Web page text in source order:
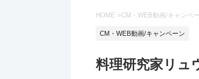
HOME >CM・WEB動画/キャンペ
CM・WEB動画/キャンペーン
料理研究家リュ